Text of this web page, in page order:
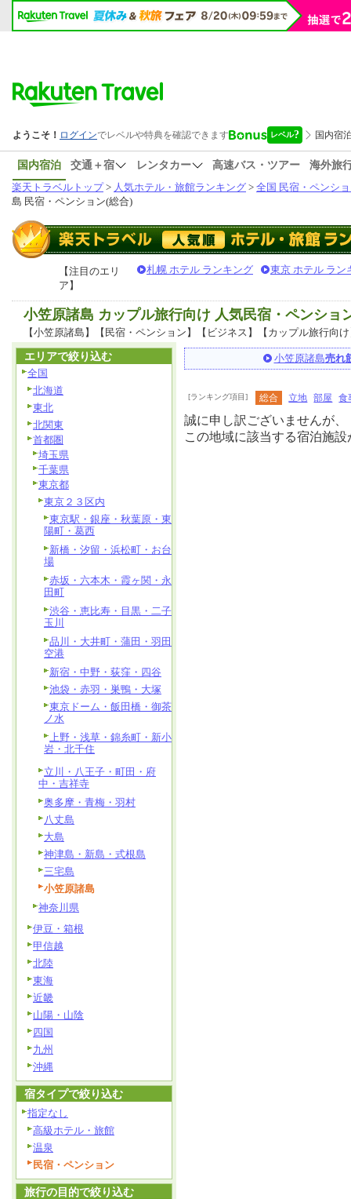
国内宿泊 交通＋宿 レンタカー 高速バス・ツアー
海外旅
楽天トラベルトップ> 人気ホテル・旅館ランキング > 全国 民宿・ペンシ
島 民宿・ペンション(総合)
【注目のエリ
ア】
札幌 ホテル ランキング 東京 ホテル ラン
小笠原諸島 カップル旅行向け 人気民宿・ペンショ
【小笠原諸島】【民宿・ペンション】【ビジネス】【カップル旅行向
小笠原諸島売れ
[ランキング項目] 総合 立地 部屋 食
誠に申し訳ございませんが、
この地域に該当する宿泊施
エリアで絞り込む
全国
北海道
東北
北関東
首都圏
埼玉県
千葉県
東京都
東京２３区内
東京駅・銀座・秋葉原・東
陽町・葛西
新橋・汐留・浜松町・お台
場
赤坂・六本木・霞ヶ関・永
田町
渋谷・恵比寿・目黒・二子
玉川
品川・大井町・蒲田・羽田
空港
新宿・中野・荻窪・四谷
池袋・赤羽・巣鴨・大塚
東京ドーム・飯田橋・御茶
ノ水
上野・浅草・錦糸町・新小
岩・北千住
立川・八王子・町田・府
中・吉祥寺
奥多摩・青梅・羽村
八丈島
大島
神津島・新島・式根島
三宅島
小笠原諸島
神奈川県
伊豆・箱根
甲信越
北陸
東海
近畿
山陽・山陰
四国
九州
沖縄
宿タイプで絞り込む
指定なし
高級ホテル・旅館
温泉
民宿・ペンション
旅行の目的で絞り込む